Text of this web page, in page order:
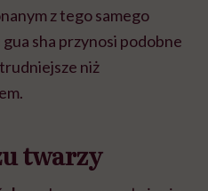
z tego samego
sha przynosi podobne
niż
twarzy